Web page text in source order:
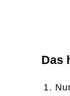
Das
1.